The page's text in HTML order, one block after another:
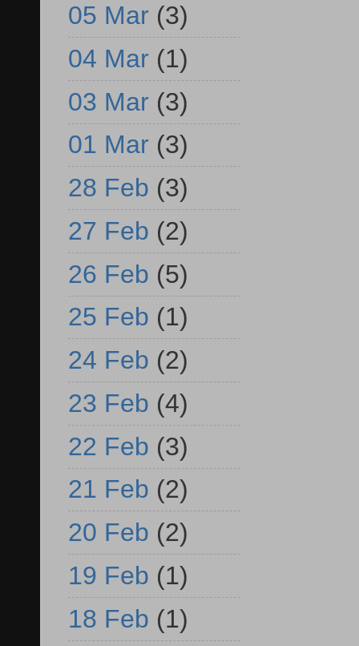
05 Mar (3)
04 Mar (1)
03 Mar (3)
01 Mar (3)
28 Feb (3)
27 Feb (2)
26 Feb (5)
25 Feb (1)
24 Feb (2)
23 Feb (4)
22 Feb (3)
21 Feb (2)
20 Feb (2)
19 Feb (1)
18 Feb (1)